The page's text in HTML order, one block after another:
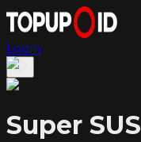
Login
Super SUS